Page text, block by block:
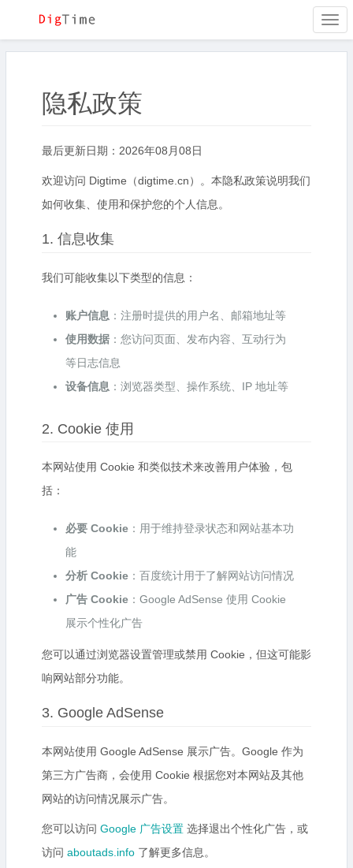
隐私政策
最后更新日期：2026年08月08日
欢迎访问 Digtime（digtime.cn）。本隐私政策说明我们
如何收集、使用和保护您的个人信息。
1. 信息收集
我们可能收集以下类型的信息：
账户信息 ：注册时提供的用户名、邮箱地址等
使用数据 ：您访问页面、发布内容、互动行为
等日志信息
设备信息 ：浏览器类型、操作系统、IP 地址等
2. Cookie 使用
本网站使用 Cookie 和类似技术来改善用户体验，包
括：
必要 Cookie ：用于维持登录状态和网站基本功
能
分析 Cookie ：百度统计用于了解网站访问情况
广告 Cookie ：Google AdSense 使用 Cookie
展示个性化广告
您可以通过浏览器设置管理或禁用 Cookie，但这可能影
响网站部分功能。
3. Google AdSense
本网站使用 Google AdSense 展示广告。Google 作为
第三方广告商，会使用 Cookie 根据您对本网站及其他
网站的访问情况展示广告。
您可以访问 Google 广告设置 选择退出个性化广告，或
访问 aboutads.info 了解更多信息。